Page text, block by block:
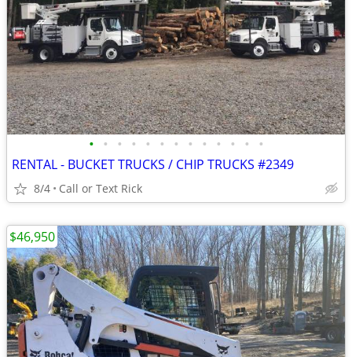
• • • • • • • • • • • • •
RENTAL - BUCKET TRUCKS / CHIP TRUCKS #2349
8/4 Call or Text Rick
$46,950